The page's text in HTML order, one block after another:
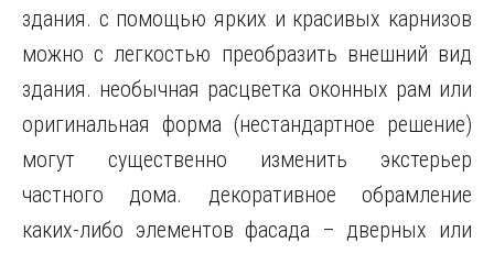
здания. с помощью ярких и красивых карнизов
можно с легкостью преобразить внешний вид
здания. необычная расцветка оконных рам или
оригинальная форма (нестандартное решение)
могут существенно изменить экстерьер
частного дома. декоративное обрамление
каких-либо элементов фасада – дверных или